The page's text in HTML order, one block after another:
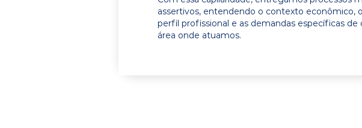
assertivos, entendendo o contexto econômico, o
perfil profissional e as demandas específicas de
área onde atuamos.